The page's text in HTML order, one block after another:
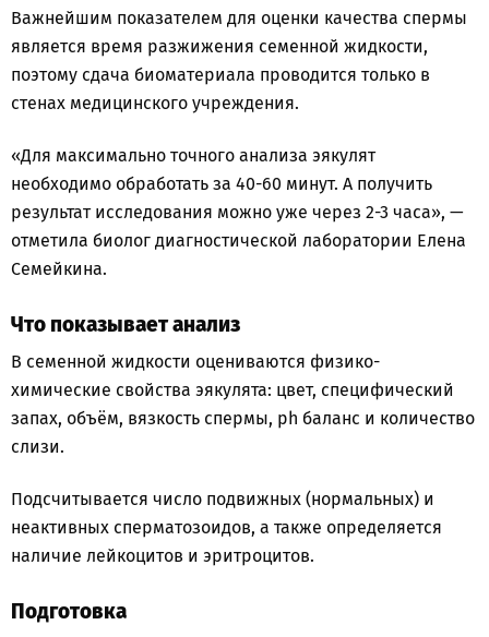
Важнейшим показателем для оценки качества спермы
является время разжижения семенной жидкости,
поэтому сдача биоматериала проводится только в
стенах медицинского учреждения.
«Для максимально точного анализа эякулят
необходимо обработать за 40-60 минут. А получить
результат исследования можно уже через 2-3 часа», —
отметила биолог диагностической лаборатории Елена
Семейкина.
Что показывает анализ
В семенной жидкости оцениваются физико-
химические свойства эякулята: цвет, специфический
запах, объём, вязкость спермы, ph баланс и количество
слизи.
Подсчитывается число подвижных (нормальных) и
неактивных сперматозоидов, а также определяется
наличие лейкоцитов и эритроцитов.
Подготовка